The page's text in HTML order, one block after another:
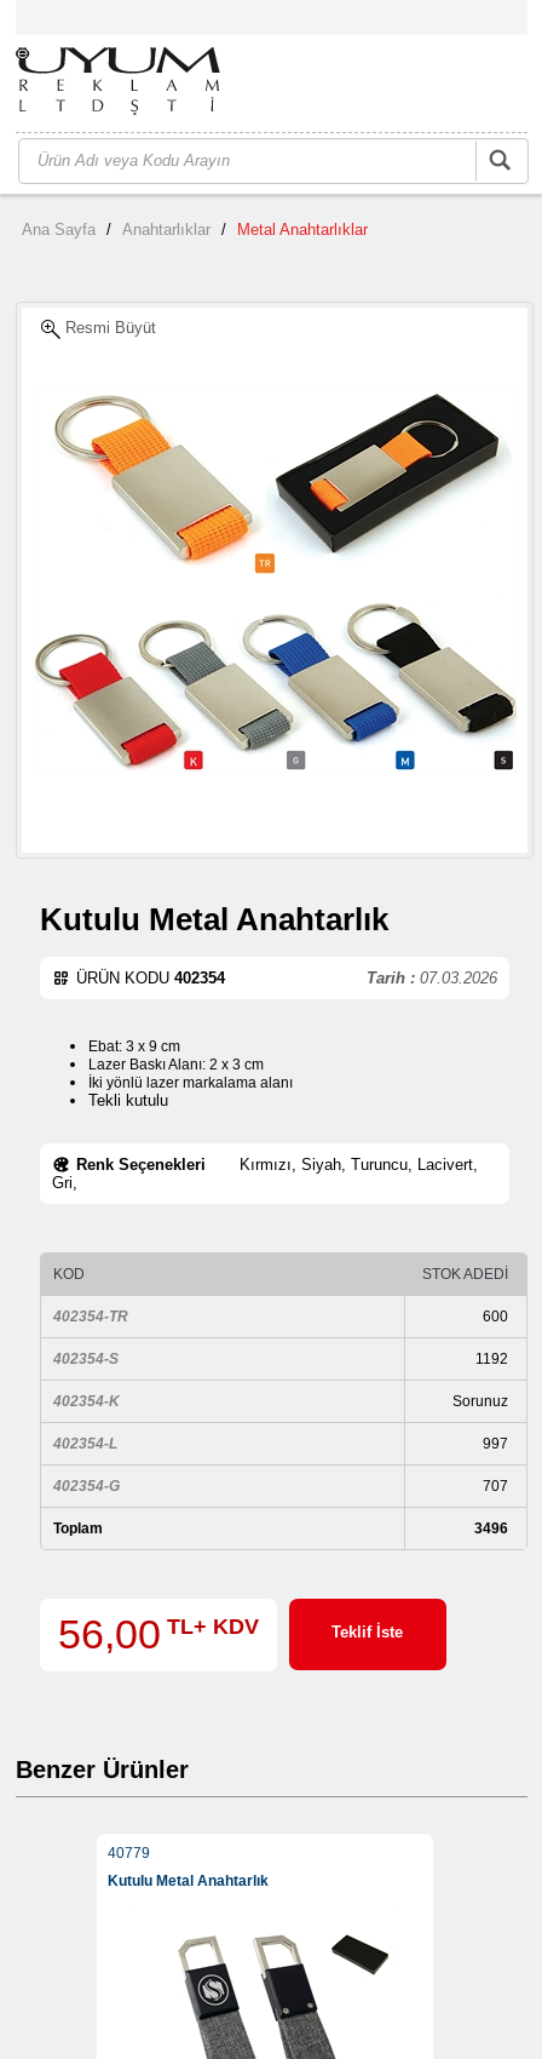
Ana Sayfa / Anahtarlıklar / Metal Anahtarlıklar
Resmi Büyüt
Kutulu Metal Anahtarlık
Tarih : 07.03.2026
ÜRÜN KODU 402354
Ebat: 3 x 9 cm
Lazer Baskı Alanı: 2 x 3 cm
İki yönlü lazer markalama alanı
Tekli kutulu
Renk Seçenekleri
Kırmızı, Siyah, Turuncu, Lacivert,
Gri,
KOD STOK ADEDİ
402354-TR 600
402354-S 1192
402354-K Sorunuz
402354-L 997
402354-G 707
Toplam 3496
56,00 TL+ KDV Teklif İste
Benzer Ürünler
40779
Kutulu Metal Anahtarlık